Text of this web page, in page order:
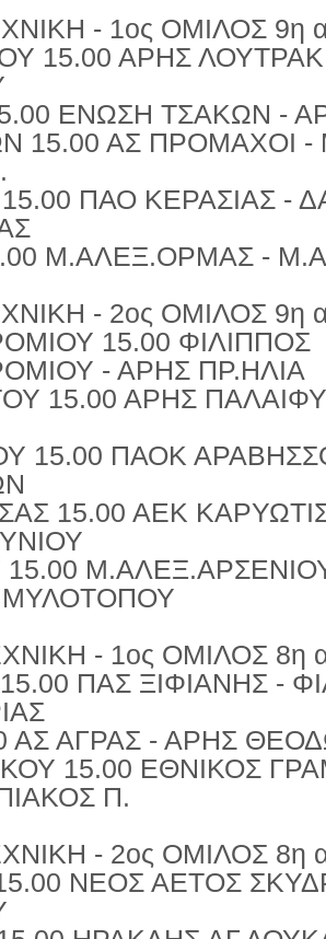
- 1ος ΟΜΙΛΟΣ 9η
15.00 ΑΡΗΣ
ΕΝΩΣΗ ΤΣΑΚΩΝ -
15.00 ΑΣ ΠΡΟΜΑΧΟΙ -
ΠΑΟ ΚΕΡΑΣΙΑΣ -
Μ.ΑΛΕΞ.ΟΡΜΑΣ -
- 2ος ΟΜΙΛΟΣ 9η
15.00 ΦΙΛΙΠΠΟΣ
- ΑΡΗΣ ΠΡ.ΗΛΙΑ
15.00 ΑΡΗΣ
15.00 ΠΑΟΚ
15.00 ΑΕΚ
- 1ος ΟΜΙΛΟΣ 8η
ΠΑΣ ΞΙΦΙΑΝΗΣ -
ΑΣ ΑΓΡΑΣ - ΑΡΗΣ
15.00 ΕΘΝΙΚΟΣ
Π.
- 2ος ΟΜΙΛΟΣ 8η
ΝΕΟΣ ΑΕΤΟΣ